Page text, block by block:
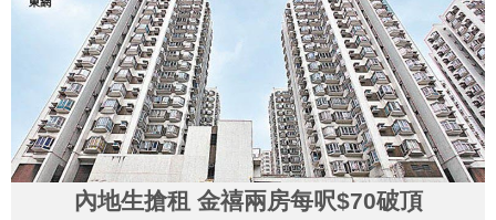
內地生搶租 金禧兩房每呎$70破頂